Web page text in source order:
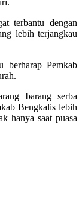
terbantu dengan
lebih terjangkau
berharap Pemkab
barang serba
Bengkalis lebih
hanya saat puasa